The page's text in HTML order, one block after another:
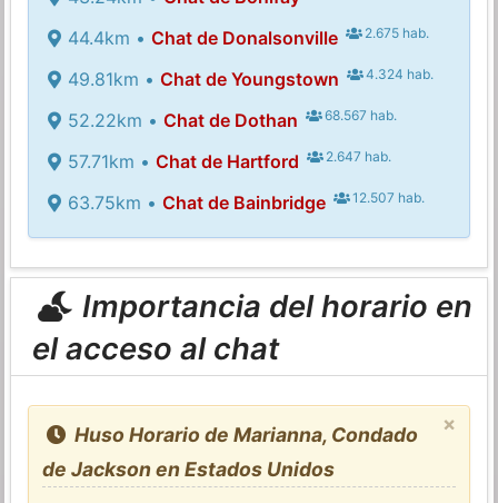
44.4km • Chat de Donalsonville 2.675 hab.
49.81km • Chat de Youngstown 4.324 hab.
52.22km • Chat de Dothan 68.567 hab.
57.71km • Chat de Hartford 2.647 hab.
63.75km • Chat de Bainbridge 12.507 hab.
Importancia del horario en
el acceso al chat
×
Huso Horario de Marianna, Condado
de Jackson en Estados Unidos